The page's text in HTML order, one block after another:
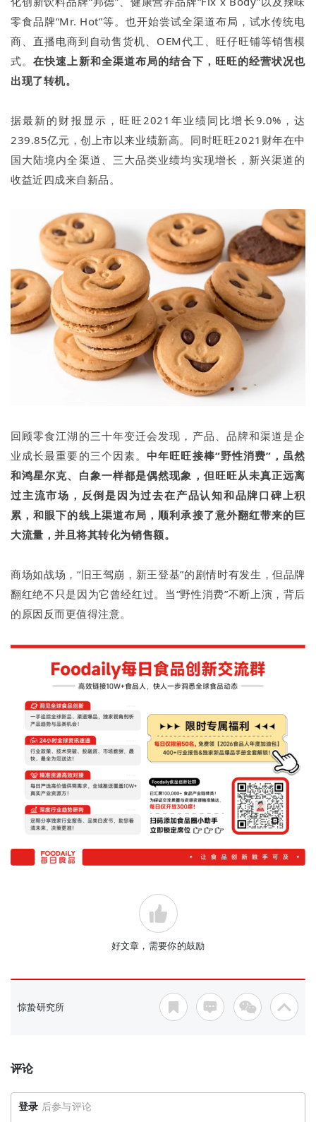
零食品牌“Mr. Hot”等。也开始尝试全渠道布局，试水传统电
商、直播电商到自动售货机、OEM代工、旺仔旺铺等销售模
式。在快速上新和全渠道布局的结合下，旺旺的经营状况也
出现了转机。
据最新的财报显示，旺旺2021年业绩同比增长9.0%，达
239.85亿元，创上市以来业绩新高。同时旺旺2021财年在中
国大陆境内全渠道、三大品类业绩均实现增长，新兴渠道的
收益近四成来自新品。
回顾零食江湖的三十年变迁会发现，产品、品牌和渠道是企
业成长最重要的三个因素。中年旺旺接棒“野性消费”，虽然
和鸿星尔克、白象一样都是偶然现象，但旺旺从未真正远离
过主流市场，反倒是因为过去在产品认知和品牌口碑上积
累，和眼下的线上渠道布局，顺利承接了意外翻红带来的巨
大流量，并且将其转化为销售额。
商场如战场，“旧王驾崩，新王登基”的剧情时有发生，但品牌
翻红绝不只是因为它曾经红过。当“野性消费”不断上演，背后
的原因反而更值得注意。
好文章，需要你的鼓励
惊蛰研究所
评论
登录 后参与评论